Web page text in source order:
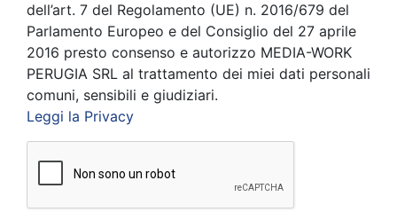
dell’art. 7 del Regolamento (UE) n. 2016/679 del
Parlamento Europeo e del Consiglio del 27 aprile
2016 presto consenso e autorizzo MEDIA-WORK
PERUGIA SRL al trattamento dei miei dati personali
comuni, sensibili e giudiziari.
Leggi la Privacy